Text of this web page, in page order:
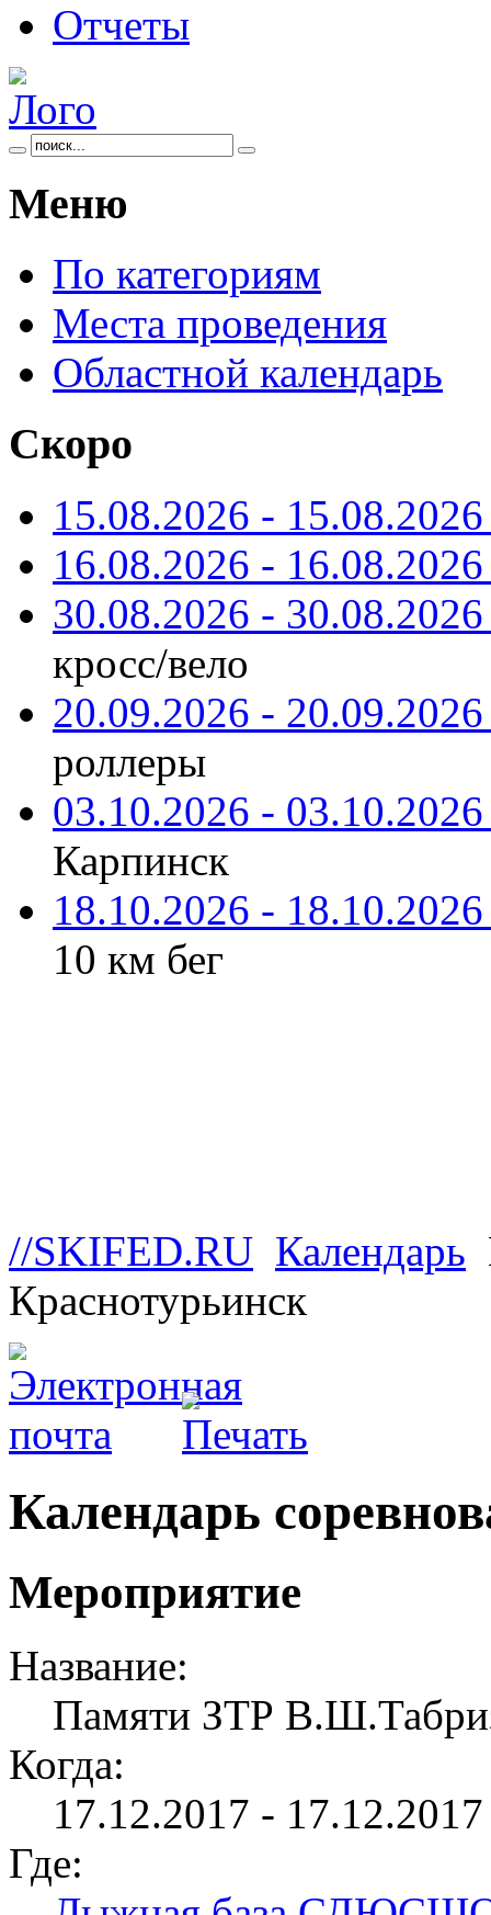
Отчеты
Меню
По категориям
Места проведения
Областной календарь
Скоро
15.08.2026 -
16.08.2026 -
30.08.2026 -
кросс/вело
20.09.2026 -
роллеры
03.10.2026 -
Карпинск
18.10.2026 -
10 км бег
//SKIFED.RU Календарь
Краснотурьинск
Календарь
Мероприятие
Название:
Памяти ЗТР
Когда:
17.12.2017 -
Где: